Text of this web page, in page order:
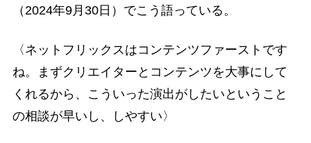
（2024年9月30日）でこう語っている。
〈ネットフリックスはコンテンツファーストです
ね。まずクリエイターとコンテンツを大事にして
くれるから、こういった演出がしたいということ
の相談が早いし、しやすい〉